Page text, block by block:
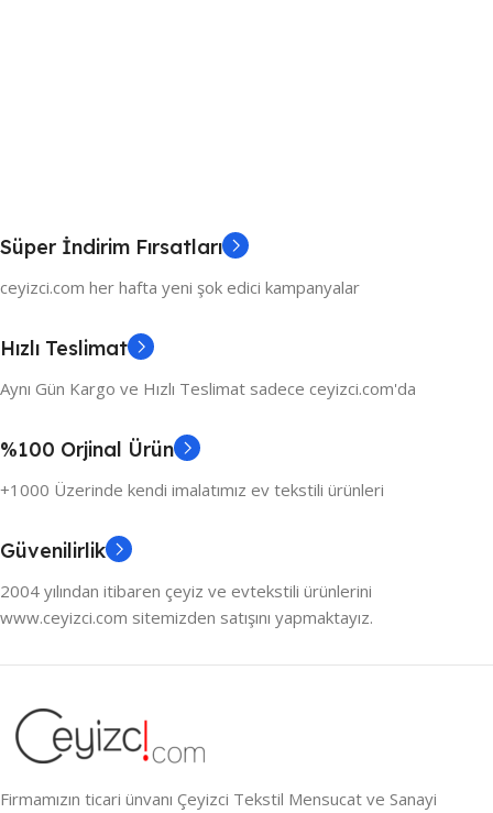
Süper İndirim Fırsatları
ceyizci.com her hafta yeni şok edici kampanyalar
Hızlı Teslimat
Aynı Gün Kargo ve Hızlı Teslimat sadece ceyizci.com'da
%100 Orjinal Ürün
+1000 Üzerinde kendi imalatımız ev tekstili ürünleri
Güvenilirlik
2004 yılından itibaren çeyiz ve evtekstili ürünlerini
www.ceyizci.com sitemizden satışını yapmaktayız.
Firmamızın ticari ünvanı Çeyizci Tekstil Mensucat ve Sanayi